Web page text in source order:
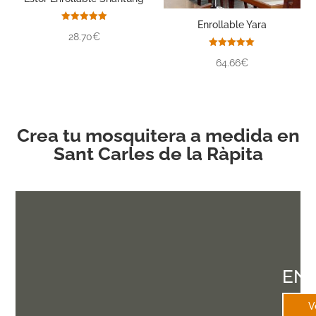
con
28.70€
Enrollable Yara
con
64.66€
Crea tu mosquitera a medida en
Sant Carles de la Ràpita